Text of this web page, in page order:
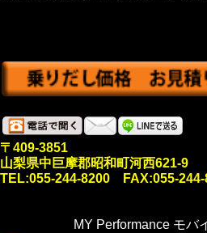
〒409-3851
山梨県中巨摩郡昭和町河西621-9
TEL:055-244-8200 FAX:055-244-
MY Performance モバ